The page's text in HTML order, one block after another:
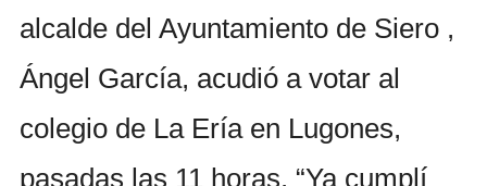
alcalde del Ayuntamiento de Siero ,
Ángel García, acudió a votar al
colegio de La Ería en Lugones,
pasadas las 11 horas. “Ya cumplí